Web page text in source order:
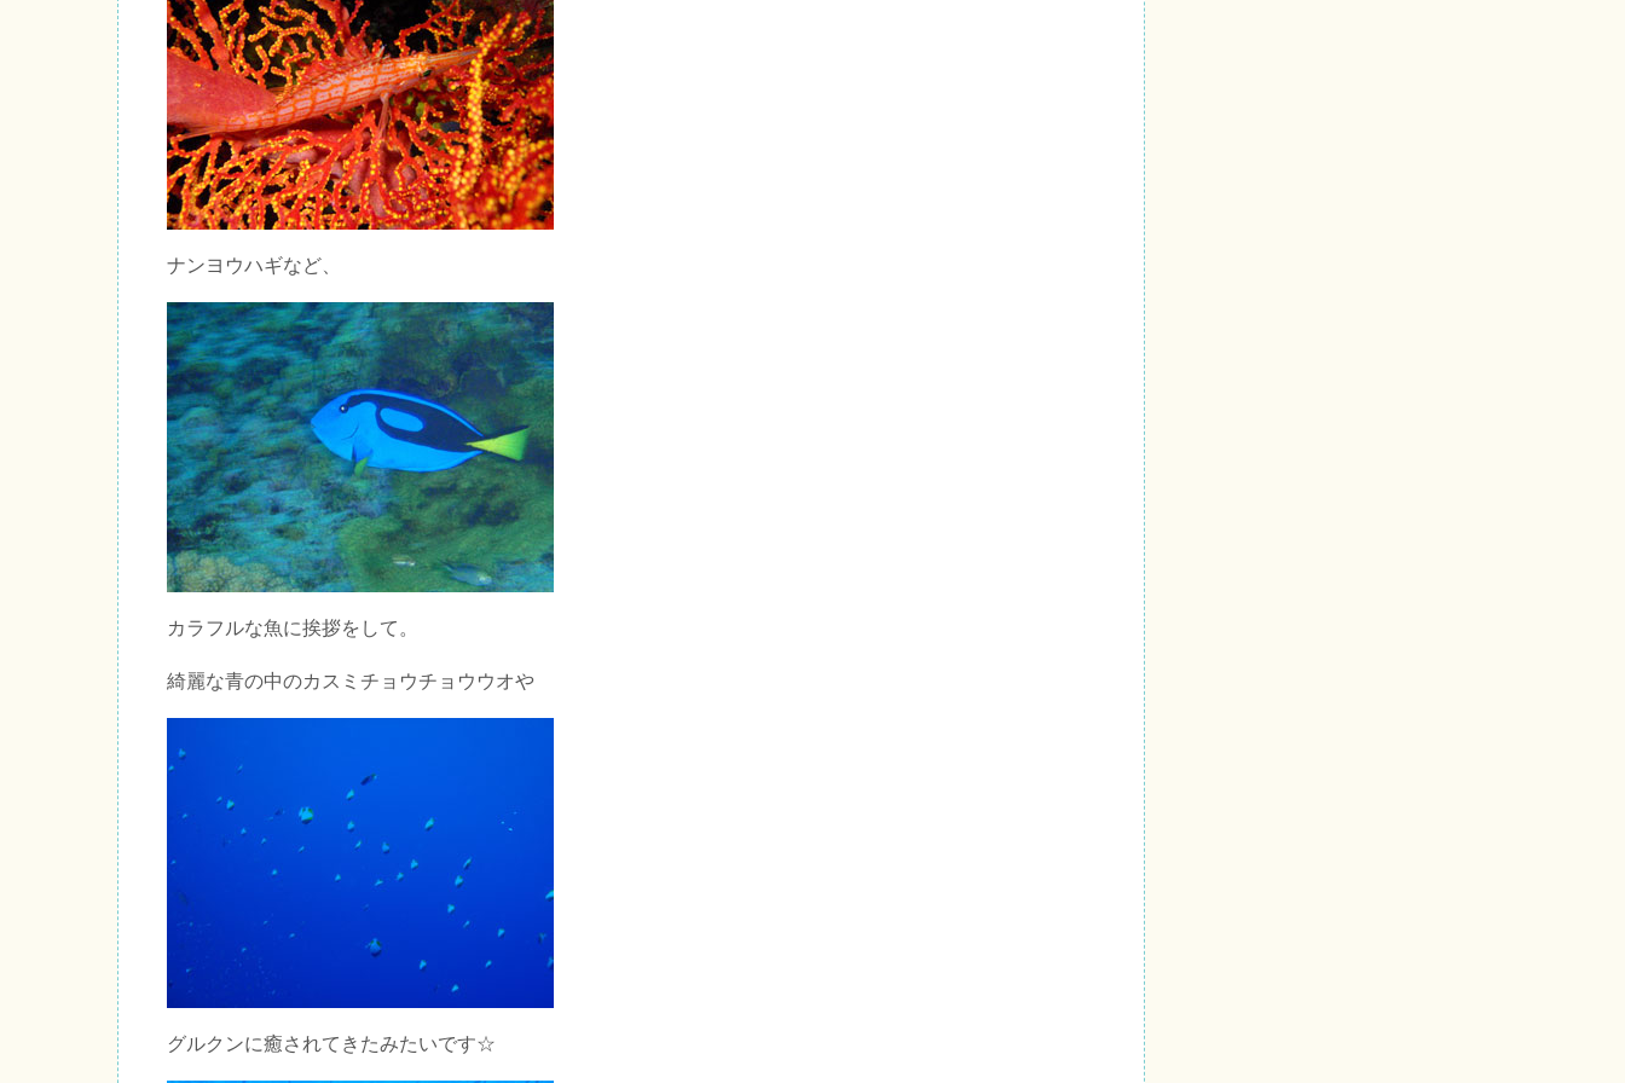
ナンヨウハギなど、
カラフルな魚に挨拶をして。
綺麗な青の中のカスミチョウチョウウオや
グルクンに癒されてきたみたいです☆